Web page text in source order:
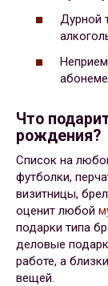
Дурной
Что
рождения?
Список на
футболки,
визитницы,
оценит любой
подарки типа
деловые
работе, а
вещей.